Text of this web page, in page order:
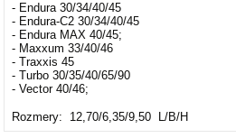
- Endura 30/34/40/45
- Endura-C2 30/34/40/45
- Endura MAX 40/45;
- Maxxum 33/40/46
- Traxxis 45
- Turbo 30/35/40/65/90
- Vector 40/46;
Rozmery: 12,70/6,35/9,50 L/B/H